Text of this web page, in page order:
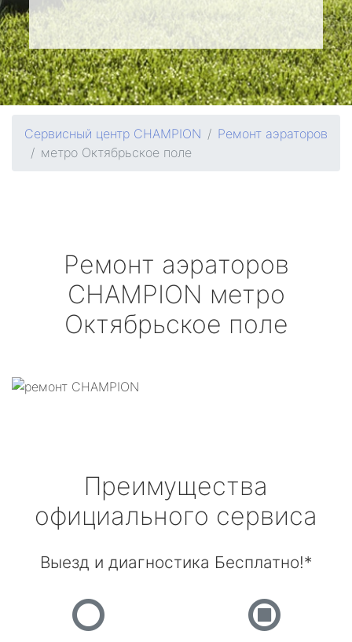
Сервисный центр CHAMPION
Ремонт аэраторов
метро Октябрьское поле
Ремонт аэраторов
CHAMPION метро
Октябрьское поле
Преимущества
официального сервиса
Выезд и диагностика Бесплатно!*